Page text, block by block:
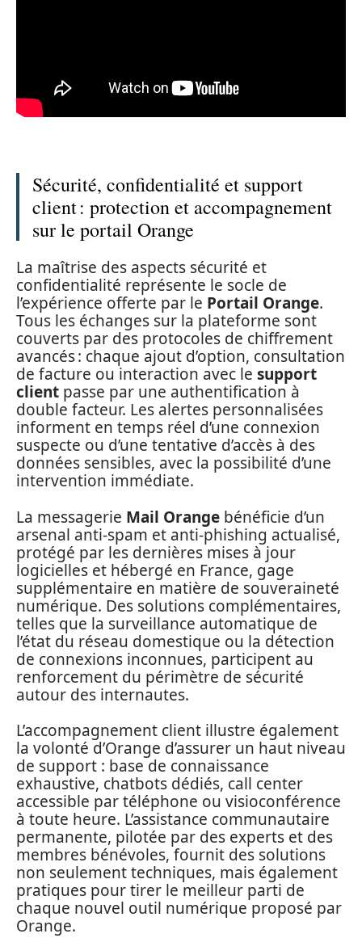
Sécurité, confidentialité et support
client : protection et accompagnement
sur le portail Orange
La maîtrise des aspects sécurité et
confidentialité représente le socle de
l’expérience offerte par le Portail Orange.
Tous les échanges sur la plateforme sont
couverts par des protocoles de chiffrement
avancés : chaque ajout d’option, consultation
de facture ou interaction avec le support
client passe par une authentification à
double facteur. Les alertes personnalisées
informent en temps réel d’une connexion
suspecte ou d’une tentative d’accès à des
données sensibles, avec la possibilité d’une
intervention immédiate.
La messagerie Mail Orange bénéficie d’un
arsenal anti-spam et anti-phishing actualisé,
protégé par les dernières mises à jour
logicielles et hébergé en France, gage
supplémentaire en matière de souveraineté
numérique. Des solutions complémentaires,
telles que la surveillance automatique de
l’état du réseau domestique ou la détection
de connexions inconnues, participent au
renforcement du périmètre de sécurité
autour des internautes.
L’accompagnement client illustre également
la volonté d’Orange d’assurer un haut niveau
de support : base de connaissance
exhaustive, chatbots dédiés, call center
accessible par téléphone ou visioconférence
à toute heure. L’assistance communautaire
permanente, pilotée par des experts et des
membres bénévoles, fournit des solutions
non seulement techniques, mais également
pratiques pour tirer le meilleur parti de
chaque nouvel outil numérique proposé par
Orange.